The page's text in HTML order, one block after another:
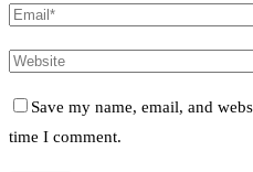
Save my name, email, and
time I comment.